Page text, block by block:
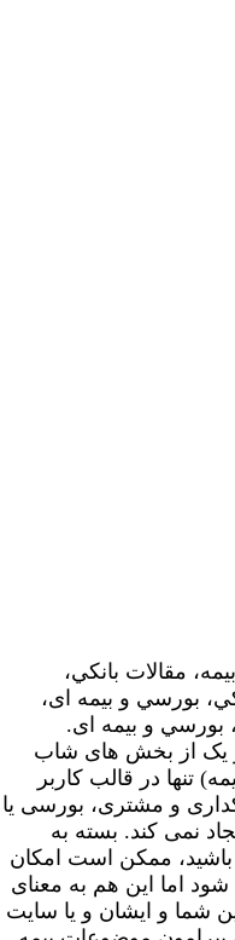
مقالات بانکي،
بورسي و بیمه ای،
بورسي و بیمه ای.
یک از بخش های شاب
تنها در قالب کاربر
و مشتری، بورسی یا
نمی کند. بسته به
ممکن است امکان
اما این هم به معنای
شما و ایشان و یا سایت